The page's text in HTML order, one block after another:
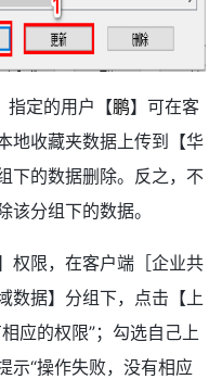
指定的用户【鹏】可在客
地收藏夹数据上传到【华
下的数据删除。反之，不
分组下的数据。
权限，在客户端［企业共
数据】分组下，点击【上
应的权限”；勾选自己上
示“操作失败，没有相应